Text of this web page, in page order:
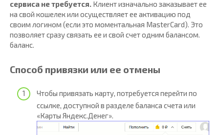
сервиса не требуется. Клиент изначально заказывает ее
на свой кошелек или осуществляет ее активацию под
своим логином (если это моментальная MasterCard). Это
позволяет сразу связать ее и свой счет одним балансом.
баланс.
Способ привязки или ее отмены
Чтобы привязать карту, потребуется перейти по
ссылке, доступной в разделе баланса счета или
«Карты Яндекс.Денег».